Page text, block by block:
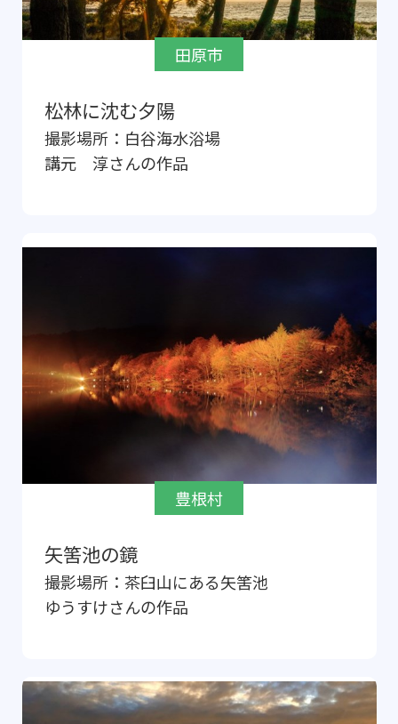
田原市
松林に沈む夕陽
撮影場所： 白谷海水浴場
講元 淳さんの作品
豊根村
矢筈池の鏡
撮影場所： 茶臼山にある矢筈池
ゆうすけさんの作品